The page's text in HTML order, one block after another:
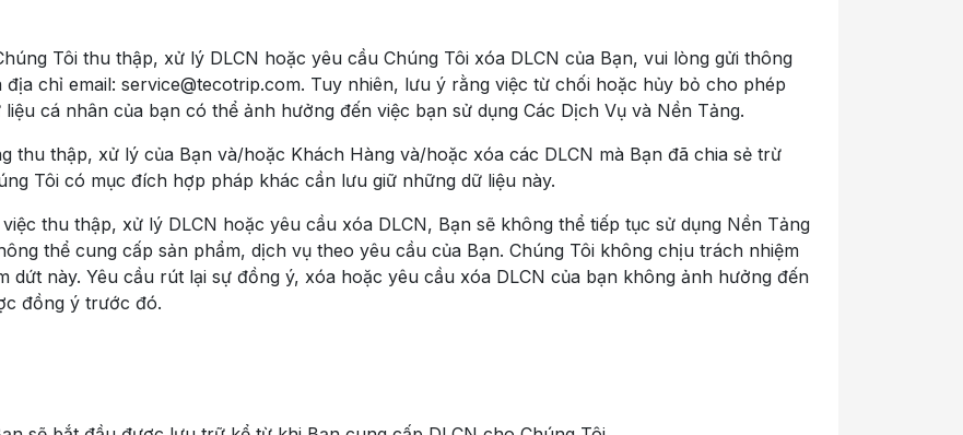
Tôi thu thập, xử lý DLCN hoặc yêu cầu Chúng Tôi xóa DLCN của Bạn, vui lòng gửi thông
chỉ email: service@tecotrip.com. Tuy nhiên, lưu ý rằng việc từ chối hoặc hủy bỏ cho phép
cá nhân của bạn có thể ảnh hưởng đến việc bạn sử dụng Các Dịch Vụ và Nền Tảng.
thu thập, xử lý của Bạn và/hoặc Khách Hàng và/hoặc xóa các DLCN mà Bạn đã chia sẻ trừ
Tôi có mục đích hợp pháp khác cần lưu giữ những dữ liệu này.
thu thập, xử lý DLCN hoặc yêu cầu xóa DLCN, Bạn sẽ không thể tiếp tục sử dụng Nền Tảng
thể cung cấp sản phẩm, dịch vụ theo yêu cầu của Bạn. Chúng Tôi không chịu trách nhiệm
dứt này. Yêu cầu rút lại sự đồng ý, xóa hoặc yêu cầu xóa DLCN của bạn không ảnh hưởng đến
đồng ý trước đó.